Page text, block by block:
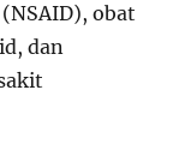
obat
dan